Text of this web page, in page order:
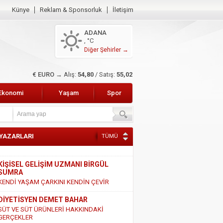
Künye Reklam & Sponsorluk İletişim
ADANA
, °C
Diğer Şehirler →
$ DOLAR → Alış: 47,47 / Satış: 47,66
Yaşam Spor
TÜMÜ
YAŞAM ÇARKINI KENDİN ÇEVİR
VE SÜT ÜRÜNLERİ HAKKINDAKİ